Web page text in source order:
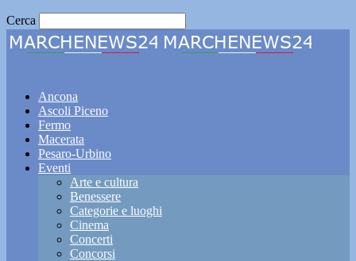
Cerca
Ancona
Ascoli Piceno
Fermo
Macerata
Pesaro-Urbino
Eventi
Arte e cultura
Benessere
Categorie e luoghi
Cinema
Concerti
Concorsi